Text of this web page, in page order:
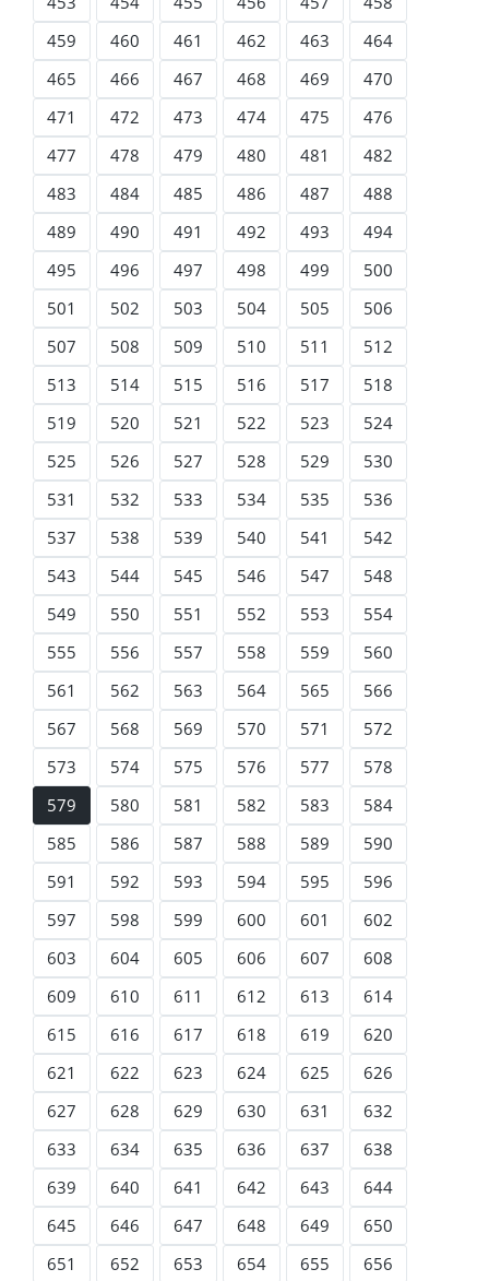
459
460 461 462 463
464
465
466 467 468 469
470
471
472 473 474 475
476
477
478 479 480 481
482
483
484 485 486 487
488
489
490 491 492 493
494
495
496 497 498 499
500
501
502 503 504 505
506
507
508 509 510 511
512
513
514 515 516 517
518
519
520 521 522 523
524
525
526 527 528 529
530
531
532 533 534 535
536
537
538 539 540 541
542
543
544 545 546 547
548
549
550 551 552 553
554
555
556 557 558 559
560
561
562 563 564 565
566
567
568 569 570 571
572
573
574 575 576 577
578
579
580 581 582 583
584
585
586 587 588 589
590
591
592 593 594 595
596
597
598 599 600 601
602
603
604 605 606 607
608
609
610 611 612 613
614
615
616 617 618 619
620
621
622 623 624 625
626
627
628 629 630 631
632
633
634 635 636 637
638
639
640 641 642 643
644
645
646 647 648 649
650
651
652 653 654 655
656